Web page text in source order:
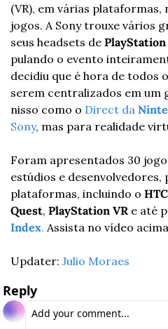
(VR), em várias
jogos. A Sony trouxe vários
seus headsets de PlayStation
pulando o evento
decidiu que é hora de todos
serem centralizados em um
nisso como o Direct da
Sony, mas para realidade
Foram apresentados 30
estúdios e desenvolvedores,
plataformas, incluindo o
Quest, PlayStation VR e até
Index. Assista no vídeo
Updater: Julio Moraes
Reply